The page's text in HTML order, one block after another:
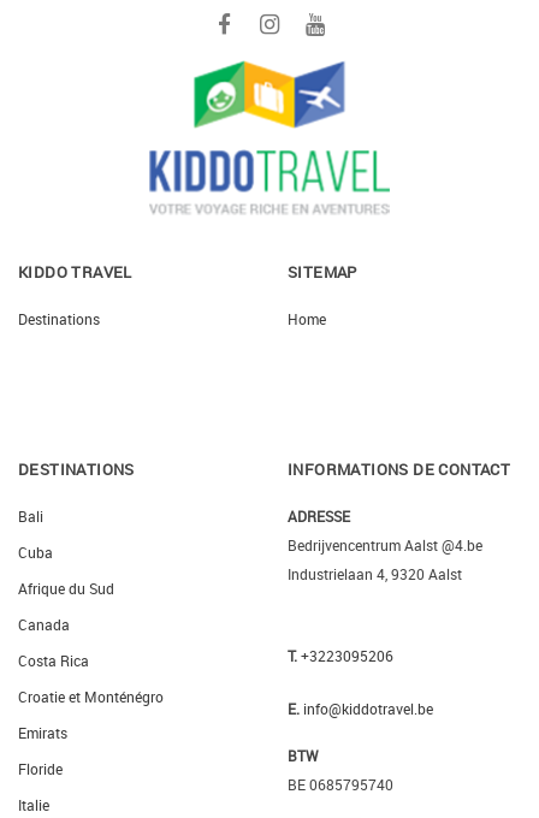
KIDDO TRAVEL
Destinations
SITEMAP
Home
DESTINATIONS
Bali
Cuba
Afrique du Sud
Canada
Costa Rica
Croatie et Monténégro
Emirats
Floride
Italie
INFORMATIONS DE CONTACT
ADRESSE
Bedrijvencentrum Aalst @4.be
Industrielaan 4, 9320 Aalst
T.+3223095206
E. info@kiddotravel.be
BTW
BE 0685795740